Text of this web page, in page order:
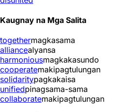
Kaugnay na Mga Salita
togethermagkasama
alliancealyansa
harmoniousmagkakasundo
cooperatemakipagtulungan
solidaritypagkakaisa
unifiedpinagsama-sama
collaboratemakipagtulungan